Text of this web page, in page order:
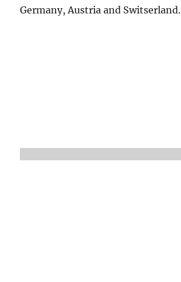
Germany, Austria and Switserland.